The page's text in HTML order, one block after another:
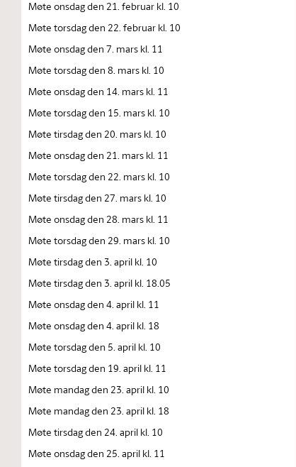
Møte onsdag den 21. februar kl. 10
Møte torsdag den 22. februar kl. 10
Møte onsdag den 7. mars kl. 11
Møte torsdag den 8. mars kl. 10
Møte onsdag den 14. mars kl. 11
Møte torsdag den 15. mars kl. 10
Møte tirsdag den 20. mars kl. 10
Møte onsdag den 21. mars kl. 11
Møte torsdag den 22. mars kl. 10
Møte tirsdag den 27. mars kl. 10
Møte onsdag den 28. mars kl. 11
Møte torsdag den 29. mars kl. 10
Møte tirsdag den 3. april kl. 10
Møte tirsdag den 3. april kl. 18.05
Møte onsdag den 4. april kl. 11
Møte onsdag den 4. april kl. 18
Møte torsdag den 5. april kl. 10
Møte torsdag den 19. april kl. 11
Møte mandag den 23. april kl. 10
Møte mandag den 23. april kl. 18
Møte tirsdag den 24. april kl. 10
Møte onsdag den 25. april kl. 11